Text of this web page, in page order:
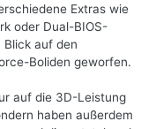
Extras wie
oder Dual-BIOS-
auf den
Boliden geworfen.
auf die 3D-Leistung
haben außerdem